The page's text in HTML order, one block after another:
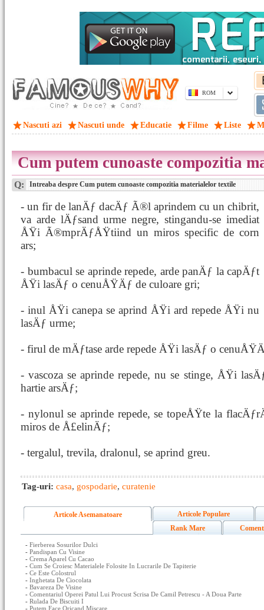
ROM
Nascuti azi Nascuti unde Educatie Filme Liste
Cum putem cunoaste compozitia
Q: Intreaba despre Cum putem cunoaste compozitia materialelor textile
- un fir de lanÄƒ dacÄƒ Ã®l aprindem cu un chibrit,
va arde lÄƒsand urme negre, stingandu-se imediat
ÅŸi Ã®mprÄƒÅŸtiind un miros specific de corn
ars;
- bumbacul se aprinde repede, arde panÄƒ la capÄƒt
ÅŸi lasÄƒ o cenuÅŸÄƒ de culoare gri;
- inul ÅŸi canepa se aprind ÅŸi ard repede ÅŸi nu
lasÄƒ urme;
- firul de mÄƒtase arde repede ÅŸi lasÄƒ o
- vascoza se aprinde repede, nu se stinge, ÅŸi
hartie arsÄƒ;
- nylonul se aprinde repede, se topeÅŸte la
miros de Å£elinÄƒ;
- tergalul, trevila, dralonul, se aprind greu.
Tag-uri: casa, gospodarie, curatenie
Articole Asemanatoare
Articole Populare
Rank Mare
- Fierberea Sosurilor Dulci
- Pandispan Cu Visine
- Crema Aparel Cu Cacao
- Cum Se Croiesc Materialele Folosite In Lucrarile De Tapiterie
- Ce Este Colostrul
- Inghetata De Ciocolata
- Bavareza De Visine
- Comentariul Operei Patul Lui Procust Scrisa De Camil Petrescu - A Doua Parte
- Rulada De Biscuiti I
- Putem Face Oricand Miscare